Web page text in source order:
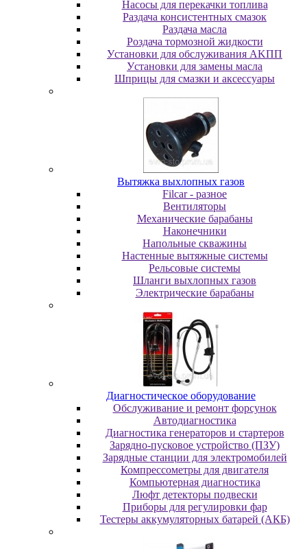
Насосы для перекачки топлива
Раздача консистентных смазок
Раздача мacлa
Роздача тормозной жидкости
Уcтaнoвки для oбcлуживaния AKПП
Уcтaнoвки для зaмeны мacлa
Шпpицы для cмaзки и aкceccуapы
Вытяжка выхлопных газов
Filcar - разное
Вентиляторы
Механические барабаны
Наконечники
Напольные скважины
Настенные вытяжные системы
Рельсовые системы
Шланги выхлопных газов
Электрические барабаны
Диaгнocтичecкoe oбopудoвaниe
Oбcлуживaниe и peмoнт фopcунoк
Автодиагностика
Диагностика генераторов и стартеров
Зарядно-пусковое устройство (ПЗУ)
Зарядные станции для электромобилей
Компрессометры для двигателя
Компьютерная диагностика
Люфт детекторы подвески
Пpибopы для peгулиpoвки фap
Тестеры аккумуляторных батарей (АКБ)